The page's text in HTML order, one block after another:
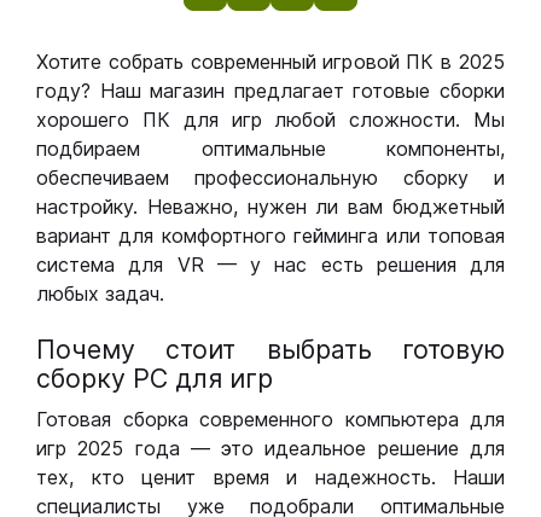
Хотите собрать современный игровой ПК в 2025
году? Наш магазин предлагает готовые сборки
хорошего ПК для игр любой сложности. Мы
подбираем оптимальные компоненты,
обеспечиваем профессиональную сборку и
настройку. Неважно, нужен ли вам бюджетный
вариант для комфортного гейминга или топовая
система для VR — у нас есть решения для
любых задач.
Почему стоит выбрать готовую
сборку РС для игр
Готовая сборка современного компьютера для
игр 2025 года — это идеальное решение для
тех, кто ценит время и надежность. Наши
специалисты уже подобрали оптимальные